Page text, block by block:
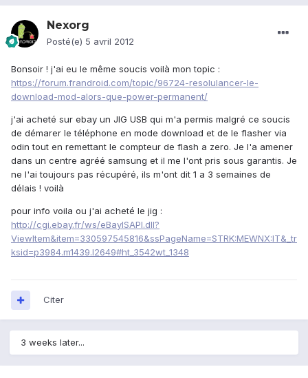
Nexorg
Posté(e) 5 avril 2012
Bonsoir ! j'ai eu le même soucis voilà mon topic :
https://forum.frandroid.com/topic/96724-resolulancer-le-
download-mod-alors-que-power-permanent/
j'ai acheté sur ebay un JIG USB qui m'a permis malgré ce soucis
de démarer le téléphone en mode download et de le flasher via
odin tout en remettant le compteur de flash a zero. Je l'a amener
dans un centre agréé samsung et il me l'ont pris sous garantis. Je
ne l'ai toujours pas récupéré, ils m'ont dit 1 a 3 semaines de
délais ! voilà
pour info voila ou j'ai acheté le jig :
http://cgi.ebay.fr/ws/eBayISAPI.dll?
ViewItem&item=330597545816&ssPageName=STRK:MEWNX:IT&_tr
ksid=p3984.m1439.l2649#ht_3542wt_1348
Citer
3 weeks later...